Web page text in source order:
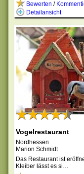
Bewerten /
Detailansicht
Vogelrestaurant
Nordhessen
Marion Schmidt
Das Restaurant ist
Kleiber lässt es si…